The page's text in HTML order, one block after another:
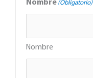
Nombre (Obligatorio)
Nombre